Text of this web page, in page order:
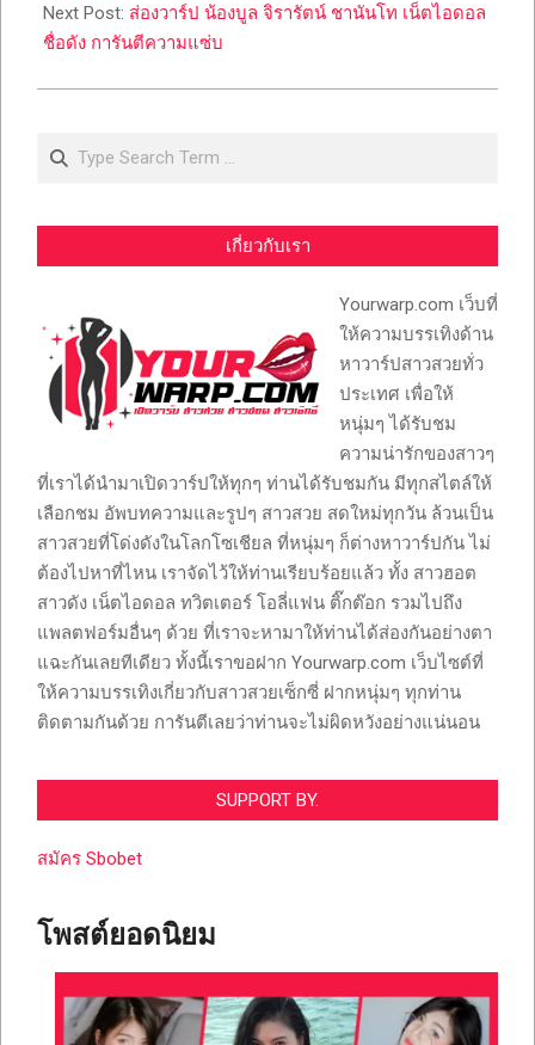
Next Post: ส่องวาร์ป น้องบูล จิรารัตน์ ชานันโท เน็ตไอดอล
ชื่อดัง การันตีความแซ่บ
เกี่ยวกับเรา
Yourwarp.com เว็บที่
ให้ความบรรเทิงด้าน
หาวาร์ปสาวสวยทั่ว
ประเทศ เพื่อให้
หนุ่มๆ ได้รับชม
ความน่ารักของสาวๆ
ที่เราได้นำมาเปิดวาร์ปให้ทุกๆ ท่านได้รับชมกัน มีทุกสไตล์ให้
เลือกชม อัพบทความและรูปๆ สาวสวย สดใหม่ทุกวัน ล้วนเป็น
สาวสวยที่โด่งดังในโลกโซเชียล ที่หนุ่มๆ ก็ต่างหาวาร์ปกัน ไม่
ต้องไปหาที่ไหน เราจัดไว้ให้ท่านเรียบร้อยแล้ว ทั้ง สาวฮอต
สาวดัง เน็ตไอดอล ทวิตเตอร์ โอลี่แฟน ติ๊กต๊อก รวมไปถึง
แพลตฟอร์มอื่นๆ ด้วย ที่เราจะหามาให้ท่านได้ส่องกันอย่างตา
แฉะกันเลยทีเดียว ทั้งนี้เราขอฝาก Yourwarp.com เว็บไซต์ที่
ให้ความบรรเทิงเกี่ยวกับสาวสวยเซ็กซี่ ฝากหนุ่มๆ ทุกท่าน
ติดตามกันด้วย การันตีเลยว่าท่านจะไม่ผิดหวังอย่างแน่นอน
SUPPORT BY.
สมัคร Sbobet
โพสต์ยอดนิยม